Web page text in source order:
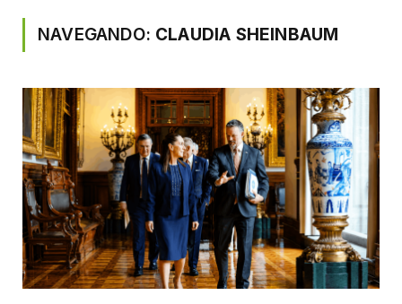
NAVEGANDO: CLAUDIA SHEINBAUM